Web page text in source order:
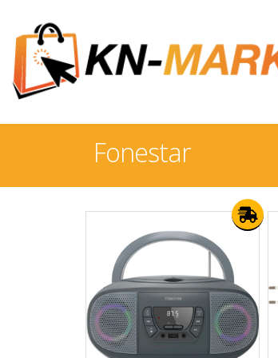
Fonestar